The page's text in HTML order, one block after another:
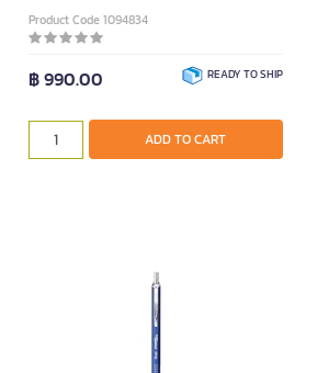
Product Code 1094834
฿ 990.00 READY TO SHIP
ADD TO CART